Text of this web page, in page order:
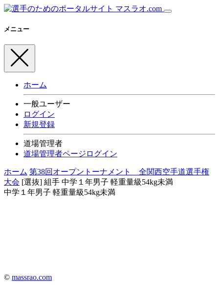
メニュー
ホーム
一般ユーザー
ログイン
新規登録
道場管理者
道場管理者ページログイン
ホーム 第38回オープントーナメント 全関西空手道選手権
大会 [選抜] 組手 中学１年男子 軽重量級54kg未満
中学１年男子 軽重量級54kg未満
© massrao.com